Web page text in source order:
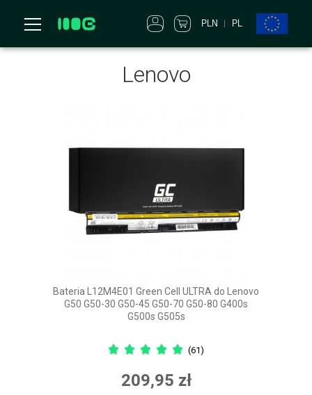
PLN PL
Lenovo
Bateria L12M4E01 Green Cell ULTRA do Lenovo
G50 G50-30 G50-45 G50-70 G50-80 G400s
G500s G505s
(61)
209,95 zł